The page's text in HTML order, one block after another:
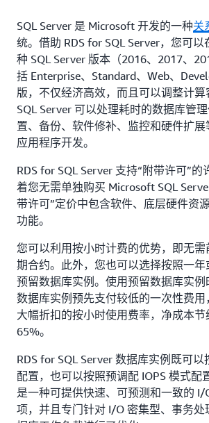
SQL Server 是 Microsoft 开发的一种关
统。借助 RDS for SQL Server，您可
种 SQL Server 版本（2016、2017、
括 Enterprise、Standard、Web、
版，不仅经济高效，而且可以调整计算
SQL Server 可以处理耗时的数据库管
置、备份、软件修补、监控和硬件扩
应用程序开发。
RDS for SQL Server 支持“附带许可”
着您无需单独购买 Microsoft SQL
带许可”定价中包含软件、底层硬件资
功能。
您可以利用按小时计费的优势，即无
期合约。此外，您也可以选择按照一
预留数据库实例。使用预留数据库实
数据库实例预先支付较低的一次性费
大幅折扣的按小时使用费率，净成本节
65%。
RDS for SQL Server 数据库实例既可
配置，也可以按照预调配 IOPS 模式配
是一种可提供快速、可预测和一致的 I/
项，并且专门针对 I/O 密集型、事务处